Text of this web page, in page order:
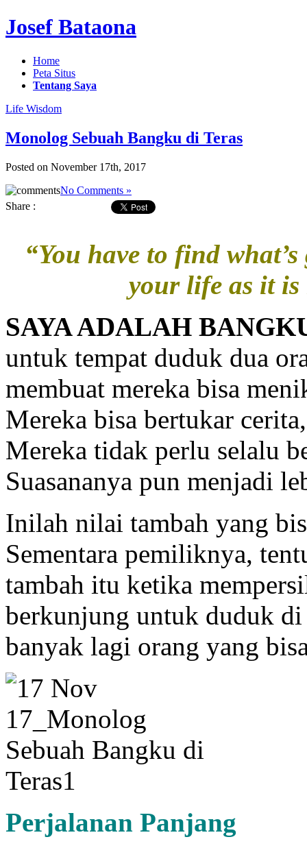
Josef Bataona
Home
Peta Situs
Tentang Saya
Life Wisdom
Monolog Sebuah Bangku di Teras
Posted on November 17th, 2017
No Comments »
Share :
“You have to find
your life as it
SAYA ADALAH
untuk tempat duduk dua
membuat mereka bisa
Mereka bisa bertukar
Mereka tidak perlu selalu
Suasananya pun menjadi
Inilah nilai tambah yang
Sementara pemiliknya,
tambah itu ketika
berkunjung untuk duduk
banyak lagi orang yang
Perjalanan Panjang